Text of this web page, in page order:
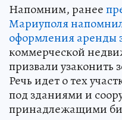
Напомним, ранее
Мариуполя
оформления аренды
коммерческой
призвали
Речь идет о тех
под зданиями и
принадлежащими